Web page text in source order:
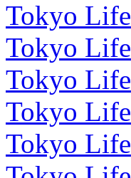
Tokyo Life
Tokyo Life
Tokyo Life
Tokyo Life
Tokyo Life